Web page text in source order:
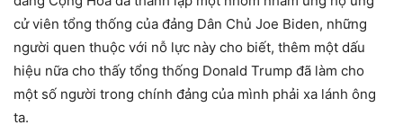
cử viên tổng thống của đảng Dân Chủ Joe Biden, những
người quen thuộc với nỗ lực này cho biết, thêm một dấu
hiệu nữa cho thấy tổng thống Donald Trump đã làm cho
một số người trong chính đảng của mình phải xa lánh ông
ta.